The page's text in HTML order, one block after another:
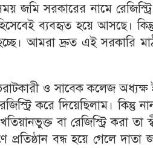
জমি সরকারের নামে
ব্যবহৃত হয়ে আসছে।
আমরা দ্রুত এই সরকারি
ও সাবেক কলেজ অধ্যক্ষ
করে দিয়েছিলাম। কিন্তু
বা রেজিস্ট্রি করা
বন্ধ হয়ে গেলে